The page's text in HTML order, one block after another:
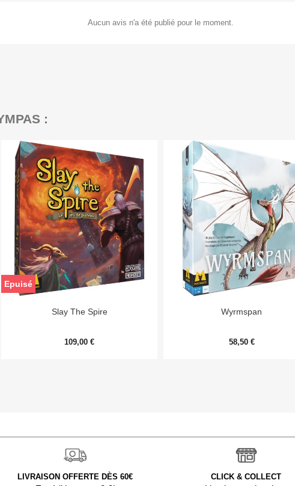
Aucun avis n'a été publié pour le moment.
:
Aperçu rapide
Slay The Spire
109,00 €
Epuisé
Aperçu rapide
Wyrmspan
58,50 €
LIVRAISON OFFERTE DÈS 60€ CLICK & COLLECT